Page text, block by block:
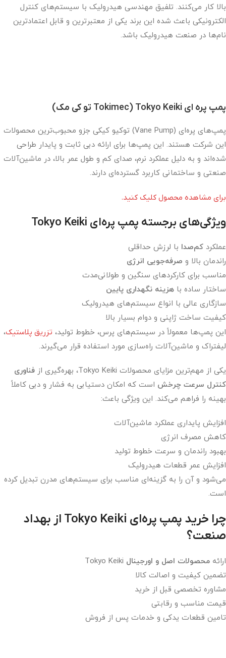
بالا کار می‌کنند. تلفیق مهندسی هیدرولیک با سیستم‌های کنترل
الکترونیکی باعث شده این برند یکی از معتبرترین و قابل اعتمادترین
نام‌ها در صنعت هیدرولیک باشد.
پمپ پره ای Tokyo Keiki (Tokimec تو کی مک)
پمپ‌های پره‌ای (Vane Pump) توکیو کیکی جزو محبوب‌ترین محصولات
این شرکت هستند. این پمپ‌ها برای ارائه دبی ثابت و پایدار طراحی
شده‌اند و به دلیل عملکرد نرم، صدای کم و طول عمر بالا، در ماشین‌آلات
صنعتی و ساختمانی کاربرد گسترده‌ای دارند.
برای مشاهده محصول کلیک کنید.
ویژگی‌های برجسته پمپ پره‌ای
عملکرد کم‌صدا با لرزش حداقلی
راندمان بالا و صرفه‌جویی انرژی
مناسب برای کارکردهای سنگین و طولانی‌مدت
ساختار ساده با هزینه نگهداری پایین
سازگاری عالی با انواع سیستم‌های هیدرولیک
کیفیت ساخت ژاپنی و دوام بسیار بالا
این پمپ‌ها معمولاً در سیستم‌های پرس، خطوط تولید، تزریق پلاستیک،
لیفتراک و ماشین‌آلات راه‌سازی مورد استفاده قرار می‌گیرند.
یکی از مهم‌ترین مزایای محصولات Tokyo Keiki، بهره‌گیری از
فناوری
کنترل سرعت چرخش است که امکان دستیابی به فشار و دبی کاملاً
بهینه را فراهم می‌کند. این ویژگی باعث:
افزایش پایداری عملکرد ماشین‌آلات
کاهش مصرف انرژی
بهبود راندمان و سرعت خطوط تولید
افزایش عمر قطعات هیدرولیک
می‌شود و آن را به گزینه‌ای مناسب برای سیستم‌های مدرن تبدیل کرده
است.
چرا خرید پمپ پره‌ای
از بهداد
صنعت؟
ارائه محصولات اصل و اورجینال
تضمین کیفیت و اصالت کالا
مشاوره تخصصی قبل از خرید
قیمت مناسب و رقابتی
تامین قطعات یدکی و خدمات پس از فروش